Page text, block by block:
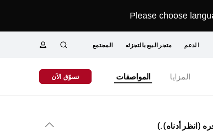
Please choose
الدعم متجر البيع بالتجزئه المجتمع
المزايا المواصفات تسوّق الآن